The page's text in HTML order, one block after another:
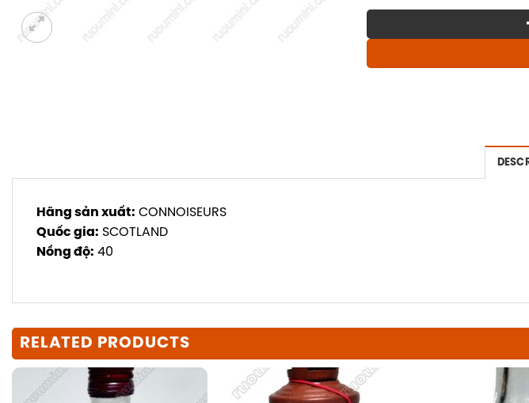
Hãng sản xuất: CONNOISEURS
Quốc gia: SCOTLAND
Nồng độ: 40
RELATED PRODUCTS